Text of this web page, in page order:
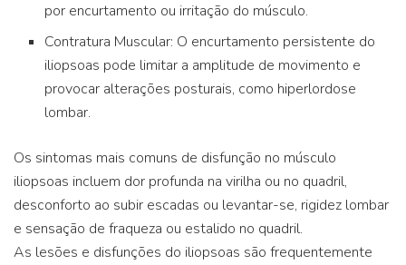
por encurtamento ou irritação do músculo.
Contratura Muscular: O encurtamento persistente do
iliopsoas pode limitar a amplitude de movimento e
provocar alterações posturais, como hiperlordose
lombar.
Os sintomas mais comuns de disfunção no músculo
iliopsoas incluem dor profunda na virilha ou no quadril,
desconforto ao subir escadas ou levantar-se, rigidez lombar
e sensação de fraqueza ou estalido no quadril.
As lesões e disfunções do iliopsoas são frequentemente